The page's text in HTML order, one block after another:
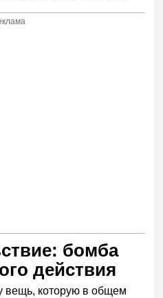
бомба
действия
вещь, которую в общем